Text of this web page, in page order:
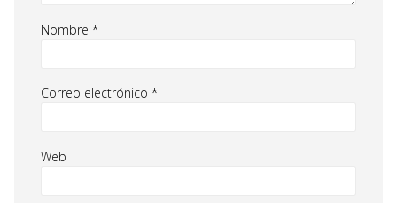
Nombre *
Correo electrónico *
Web